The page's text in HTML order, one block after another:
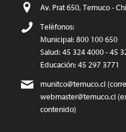
Av. Prat 650, Temuco -
Teléfonos:
Municipal: 800 100 650
Salud: 45 324 4000 - 45
Educación: 45 297 3771
munitco@temuco.cl
webmaster@temuco.cl
contenido)